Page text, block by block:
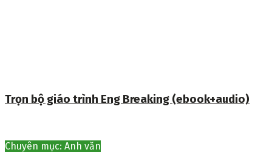
Trọn bộ giáo trình Eng Breaking (ebook+audio)
Chuyên mục: Anh văn